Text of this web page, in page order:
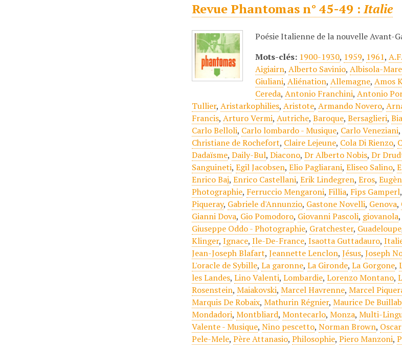
Revue Phantomas n° 45-49 :Italie
Poésie Italienne de la nouvelle Avant-
Mots-clés: 1900-1930, 1959, 1961,
Aigiairn,Alberto Savinio,Albisola-Mare
Giuliani,Aliénation,Allemagne,Amos
Cereda,Antonio Franchini,Antonio
Tullier,Aristarkophilies,Aristote,Armando Novero,
Francis,Arturo Vermi,Autriche,Baroque,Bersaglieri,
Carlo Belloli, Carlo lombardo - Musique, Carlo Veneziani,
Christiane de Rochefort, Claire Lejeune, Cola Di Rienzo,
Dadaïsme,Daily-Bul,Diacono,Dr Alberto Nobis,Dr
Sanguineti,Egil Jacobsen,Elio Pagliarani,Eliseo Salino,
Enrico Baj,Enrico Castellani,Erik Lindegren,Eros,
Photographie, Ferruccio Mengaroni, Fillia, Fips Gamperl,
Piqueray, Gabriele d'Annunzio, Gastone Novelli, Genova,
Gianni Dova, Gio Pomodoro, Giovanni Pascoli, giovanola,
Giuseppe Oddo - Photographie, Gratchester, Guadeloupe
Klinger,Ignace,Ile-De-France,Isaotta Guttadauro,
Jean-Joseph Blafart,Jeannette Lenclon,Jésus,Joseph
L'oracle de Sybille,La garonne,La Gironde,La Gorgone,
les Landes,Lino Valenti,Lombardie,Lorenzo Montano,
Rosenstein,Maiakovski,Marcel Havrenne,Marcel
Marquis De Robaix,Mathurin Régnier,Maurice De
Mondadori,Montbliard,Montecarlo,Monza,Multi-
Valente - Musique,Nino pescetto,Norman Brown,
Pele-Mele,Père Attanasio,Philosophie,Piero Manzoni,